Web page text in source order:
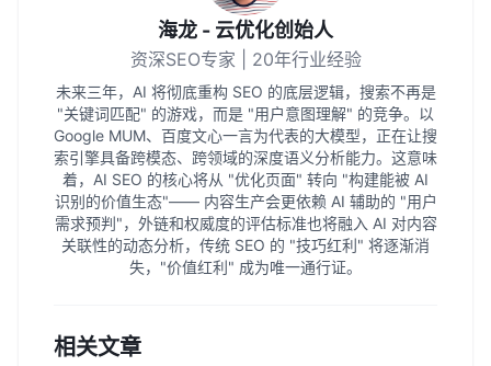
海龙 - 云优化创始人
资深SEO专家 | 20年行业经验
未来三年，AI 将彻底重构 SEO 的底层逻辑，搜索不再是
"关键词匹配" 的游戏，而是 "用户意图理解" 的竞争。以
Google MUM、百度文心一言为代表的大模型，正在让搜
索引擎具备跨模态、跨领域的深度语义分析能力。这意味
着，AI SEO 的核心将从 "优化页面" 转向 "构建能被 AI
识别的价值生态"—— 内容生产会更依赖 AI 辅助的 "用户
需求预判"，外链和权威度的评估标准也将融入 AI 对内容
关联性的动态分析，传统 SEO 的 "技巧红利" 将逐渐消
失，"价值红利" 成为唯一通行证。
相关文章